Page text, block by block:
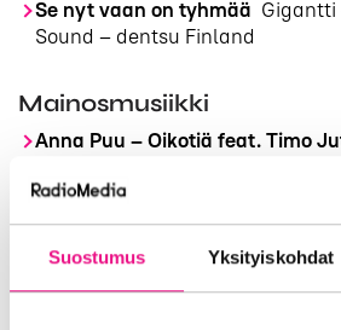
Suostumus Yksityiskohdat
Se nyt vaan on tyhmää Gigantti
Sound – dentsu Finland
Mainosmusiikki
Anna Puu – Oikotiä feat. Timo
Se nyt vaan on tyhmää
Sound – dentsu Finland
Sininen Hetki
Fazer – SEK –
VILD – Dagmar